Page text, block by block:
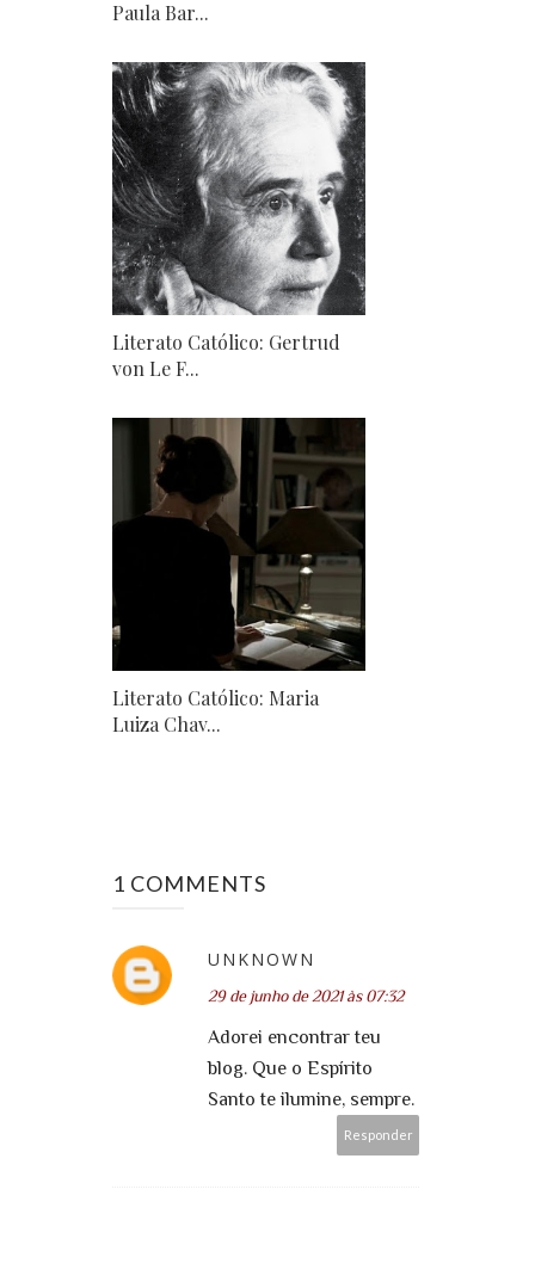
Paula Bar...
Literato Católico: Gertrud
von Le F...
Literato Católico: Maria
Luiza Chav...
1 COMMENTS
UNKNOWN
29 de junho de 2021 às 07:32
Adorei encontrar teu
blog. Que o Espírito
Santo te ilumine, sempre.
Responder